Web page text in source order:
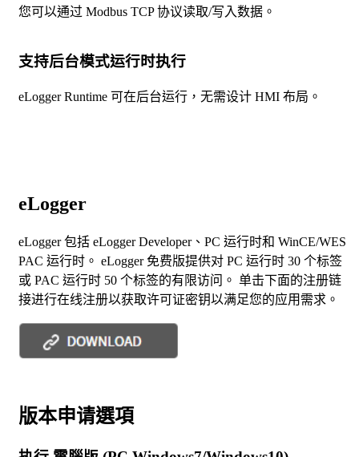
您可以通过 Modbus TCP 协议读取/写入数据。
支持后台模式运行时执行
eLogger Runtime 可在后台运行，无需设计 HMI 布局。
eLogger
eLogger 包括 eLogger Developer、PC 运行时和 WinCE/WES
PAC 运行时。 eLogger 免费版提供对 PC 运行时 30 个标签
或 PAC 运行时 50 个标签的有限访问。 单击下面的注册链
接进行在线注册以获取许可证密钥以满足您的应用需求。
版本申请選項